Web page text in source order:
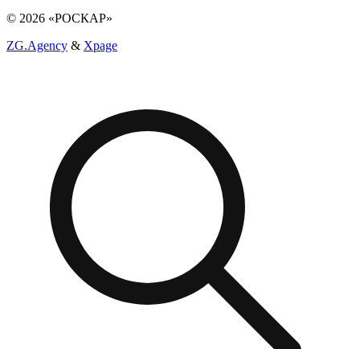
© 2026 «РОСКАР»
ZG.Agency & Xpage